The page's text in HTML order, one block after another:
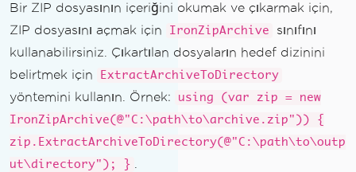
Bir ZIP dosyasının içeriğini okumak ve çıkarmak için,
ZIP dosyasını açmak için
IronZipArchive
sınıfını
kullanabilirsiniz. Çıkartılan dosyaların hedef dizinini
belirtmek için
ExtractArchiveToDirectory
yöntemini kullanın. Örnek:
using (var zip = new
IronZipArchive(@"C:\path\to\archive.zip")) {
zip.ExtractArchiveToDirectory(@"C:\path\to\outp
ut\directory"); } .